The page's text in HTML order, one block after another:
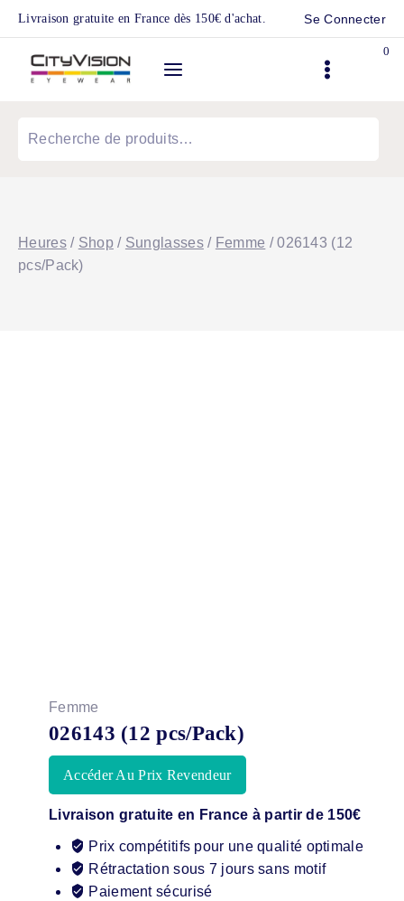
Skip
content
Livraison gratuite en France dès 150€ d'achat. Se Connecter
0
Heures / Shop / Sunglasses / Femme / 026143 (12
pcs/Pack)
Femme
026143 (12 pcs/Pack)
Accéder Au Prix Revendeur
Livraison gratuite en France à partir de 150€
Prix compétitifs pour une qualité optimale
Rétractation sous 7 jours sans motif
Paiement sécurisé